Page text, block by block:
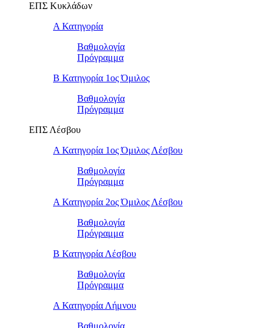
ΕΠΣ Κυκλάδων
Α Κατηγορία
Βαθμολογία
Πρόγραμμα
Β Κατηγορία 1ος Όμιλος
Βαθμολογία
Πρόγραμμα
ΕΠΣ Λέσβου
Α Κατηγορία 1ος Όμιλος Λέσβου
Βαθμολογία
Πρόγραμμα
Α Κατηγορία 2ος Όμιλος Λέσβου
Βαθμολογία
Πρόγραμμα
B Κατηγορία Λέσβου
Βαθμολογία
Πρόγραμμα
Α Κατηγορία Λήμνου
Βαθμολογία